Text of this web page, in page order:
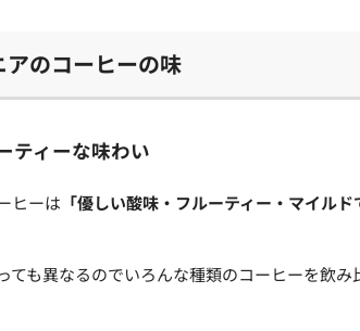
のコーヒーの味
ティーな味わい
ヒーは 「優しい酸味・フルーティー・マイルド
ても異なるのでいろんな種類のコーヒーを飲み